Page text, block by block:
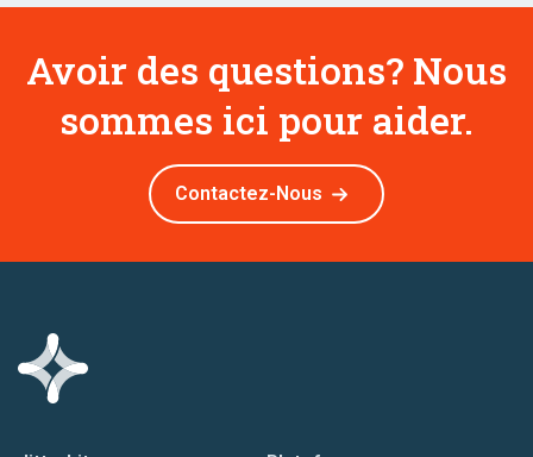
Avoir des questions? Nous
sommes ici pour aider.
Contactez-Nous